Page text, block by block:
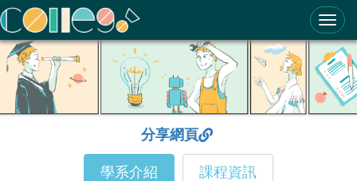
ColleGo! 大學選才與高中育才輔助系統
分享網頁
學系介紹 課程資訊